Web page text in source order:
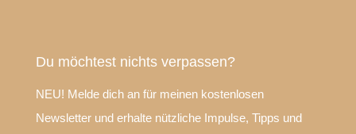
Du möchtest nichts verpassen?
NEU! Melde dich an für meinen kostenlosen
Newsletter und erhalte nützliche Impulse, Tipps und